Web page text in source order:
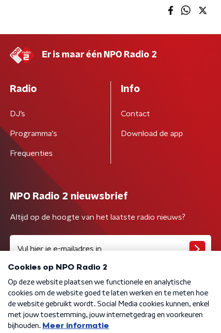
Er is maar één NPO Radio 2
Radio
DJ’s
Programma's
Frequenties
Info
Contact
Download de app
NPO Radio 2 nieuwsbrief
Altijd op de hoogte van het laatste radio nieuws?
Algemene voorwaarden